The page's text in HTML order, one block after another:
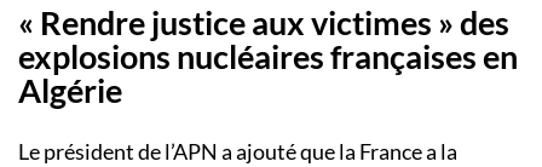
« Rendre justice aux victimes » des
explosions nucléaires françaises en
Algérie
Le président de l’APN a ajouté que la France a la